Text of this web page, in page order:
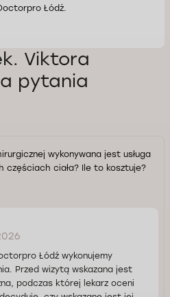
Łódź.
Viktora
pytania
wykonywana jest usługa
częściach ciała? Ile to kosztuje?
Łódź wykonujemy
Przed wizytą wskazana jest
podczas której lekarz oceni